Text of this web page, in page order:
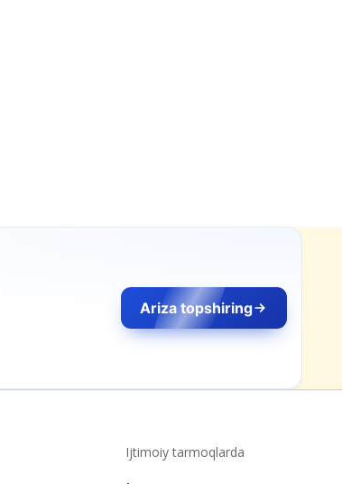
Ariza topshiring
Ijtimoiy tarmoqlarda